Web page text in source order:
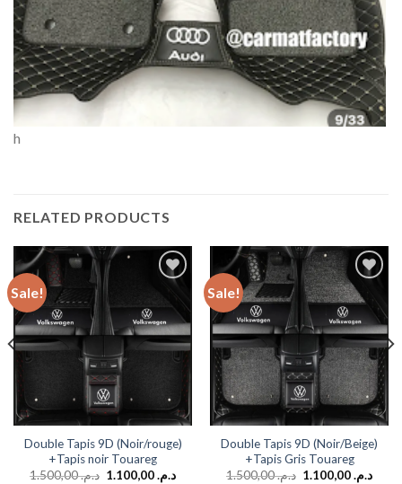
h
RELATED PRODUCTS
Sale!
Add to
wishlist
Double Tapis 9D (Noir/rouge)
+Tapis noir Touareg
د.م.1.500,00 د.م.1.100,00
Sale!
Add to
wishlist
Double Tapis 9D (Noir/Beige)
+Tapis Gris Touareg
د.م.1.500,00 د.م.1.100,00